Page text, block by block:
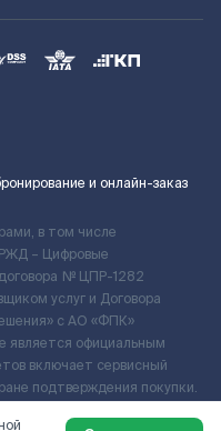
и онлайн-заказ
в том числе
– Цифровые
№ ЦПР-1282
услуг и Договора
c АО «ФПК»
официальным
включает сервисный
подтверждения покупки.